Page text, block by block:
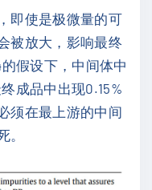
即使是极微量的可
被放大，影响最终
假设下，中间体中
成品中出现0.15%
须在最上游的中间
。